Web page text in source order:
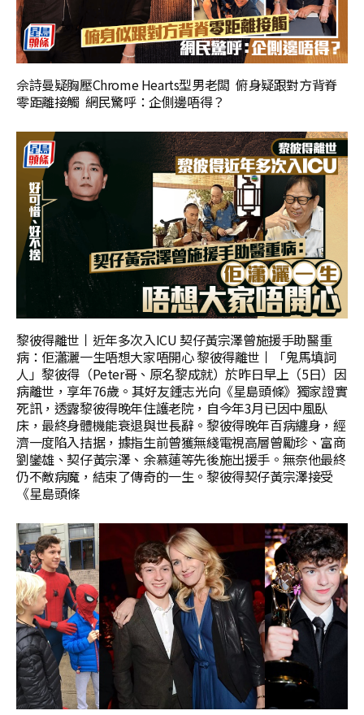
佘詩曼疑胸壓Chrome Hearts型男老闆 俯身疑跟對方背脊
零距離接觸 網民驚呼：企側邊唔得？
黎彼得離世丨近年多次入ICU 契仔黃宗澤曾施援手助醫重
病：佢瀟灑一生唔想大家唔開心 黎彼得離世丨「鬼馬填詞
人」黎彼得（Peter哥、原名黎成就）於昨日早上（5日）因
病離世，享年76歲。其好友鍾志光向《星島頭條》獨家證實
死訊，透露黎彼得晚年住護老院，自今年3月已因中風臥
床，最終身體機能衰退與世長辭。黎彼得晚年百病纏身，經
濟一度陷入拮据，據指生前曾獲無綫電視高層曾勵珍、富商
劉鑾雄、契仔黃宗澤、余慕蓮等先後施出援手。無奈他最終
仍不敵病魔，結束了傳奇的一生。黎彼得契仔黃宗澤接受
《星島頭條